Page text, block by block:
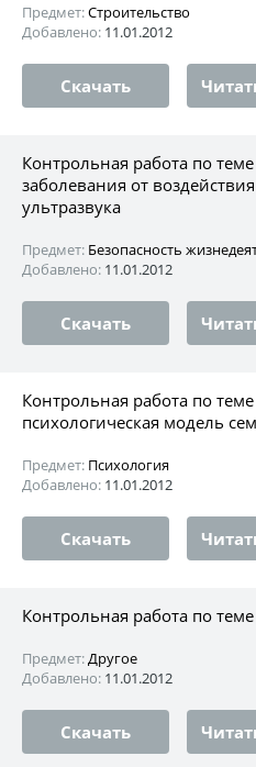
Предмет:Строительство
Добавлено: 11.01.2012
Скачать
Контрольная работа по
заболевания от
ультразвука
Предмет: Безопасность
Добавлено: 11.01.2012
Скачать
Контрольная работа по
психологическая модель
Предмет: Психология
Добавлено: 11.01.2012
Скачать
Контрольная работа по
Предмет:Другое
Добавлено: 11.01.2012
Скачать